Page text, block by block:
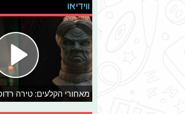
ווידיאו
מאחורי הקלעים: טירה